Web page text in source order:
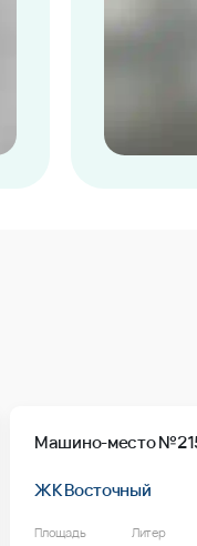
Машино-место
ЖК Восточный
Площадь Литер